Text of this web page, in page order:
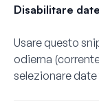
Disabilitare
Usare questo
odierna
selezionare date